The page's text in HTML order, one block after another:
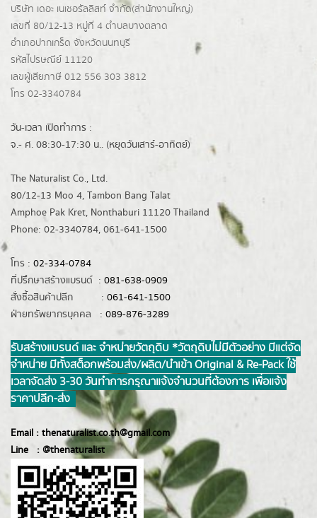
บริษัท เดอะ เนเชอรัลลิสท์ จำกัด(ส่านักงานใหญ่)
เลขที่ 80/12-13 หมู่ที่ 4 ตำบลบางตลาด
อำเภอปากเกร็ด จังหวัดนนทบุรี
รหัสไปรษณีย์ 11120
เลขผู้เสียภาษี 012 556 303 3812
โทร 02-3340784
วัน-เวลา เปิดทำการ :
จ.- ศ. 08:30-17:30 น.. (หยุดวันเสาร์-อาทิตย์)
The Naturalist Co., Ltd.
80/12-13 Moo 4, Tambon Bang Talat
Amphoe Pak Kret, Nonthaburi 11120 Thailand
Phone: 02-3340784, 061-641-1500
โทร : 02-334-0784
ที่ปรึกษาสร้างแบรนด์ : 081-638-0909
สั่งซื้อสินค้าปลีก : 061-641-1500
ฝ่ายทรัพยากรบุคคล : 089-876-3289
รับสร้างแบรนด์ และ จำหน่ายวัตถุดิบ *วัตถุดิบไม่มีตัวอย่าง มีแต่จัด
จำหน่าย มีทั้งสต็อกพร้อมส่ง/ผลิต/นำเข้า Original & Re-Pack ใช้
เวลาจัดส่ง 3-30 วันทำการ กรุณาแจ้งจำนวนที่ต้องการ เพื่อแจ้ง
ราคาปลีก-ส่ง
Email : thenaturalist.co.th@gmail.com
Line : @thenaturalist